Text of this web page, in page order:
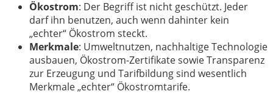
Ökostrom: Der Begriff ist nicht geschützt. Jeder
darf ihn benutzen, auch wenn dahinter kein
„echter“ Ökostrom steckt.
Merkmale: Umweltnutzen, nachhaltige Technologie
ausbauen, Ökostrom-Zertifikate sowie Transparenz
zur Erzeugung und Tarifbildung sind wesentlich
Merkmale „echter“ Ökostromtarife.